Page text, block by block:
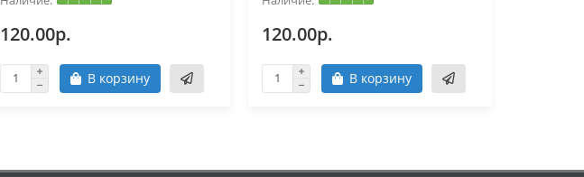
120.00р.
В корзину
120.00р.
В корзину